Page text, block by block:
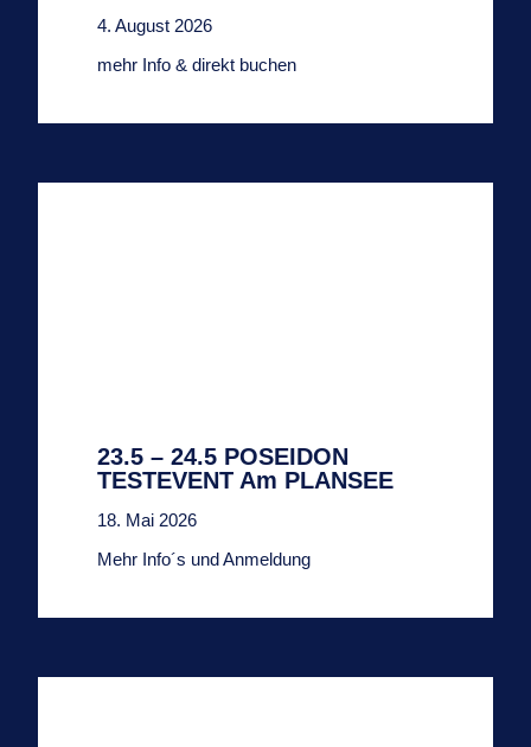
4. August 2026
mehr Info & direkt buchen
23.5 – 24.5 POSEIDON
TESTEVENT Am PLANSEE
18. Mai 2026
Mehr Info´s und Anmeldung